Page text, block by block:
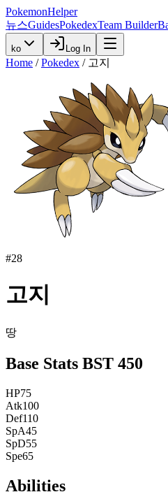
PokemonHelper
뉴스GuidesPokedexTeam Builder
ko Log In
Home / Pokedex / 고지
#28
고지
땅
Base Stats BST 450
HP75
Atk100
Def110
SpA45
SpD55
Spe65
Abilities